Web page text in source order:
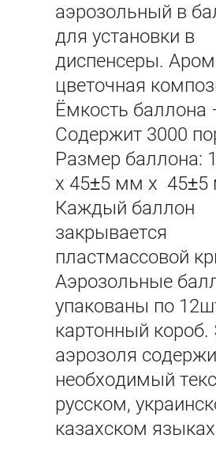
аэрозольный в
для установки в
диспенсеры.
цветочная
Ёмкость баллона
Содержит 3000
Размер баллона:
х 45±5 мм х 45±5
Каждый баллон
закрывается
пластмассовой
Аэрозольные
упакованы по
картонный короб.
аэрозоля
необходимый
русском,
казахском